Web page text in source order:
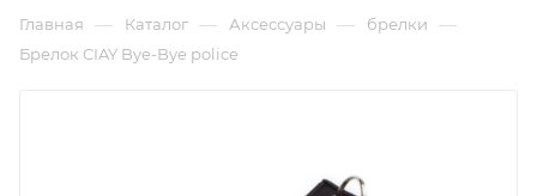
Главная — Каталог — Аксессуары — брелки —
Брелок CIAY Bye-Bye police